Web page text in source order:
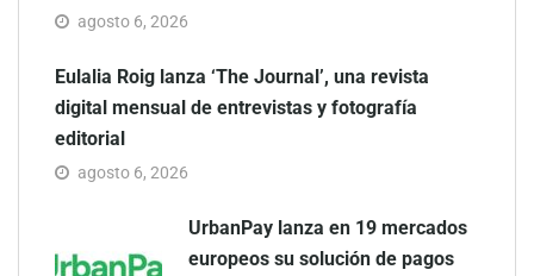
agosto 6, 2026
Eulalia Roig lanza ‘The Journal’, una revista
digital mensual de entrevistas y fotografía
editorial
agosto 6, 2026
UrbanPay lanza en 19 mercados
europeos su solución de pagos